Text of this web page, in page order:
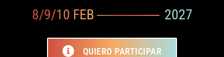
8/9/10 FEB 2027
QUIERO PARTICIPAR